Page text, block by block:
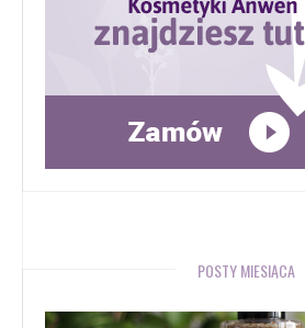
POSTY MIESIĄCA